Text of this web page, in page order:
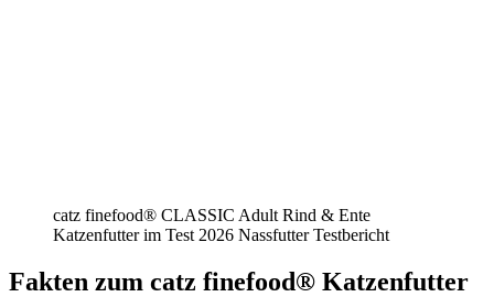
catz finefood® CLASSIC Adult Rind & Ente
Katzenfutter im Test 2026 Nassfutter Testbericht
Fakten zum catz finefood® Katzenfutter